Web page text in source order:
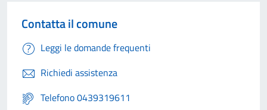
Contatta il comune
Leggi le domande frequenti
Richiedi assistenza
Telefono 0439319611